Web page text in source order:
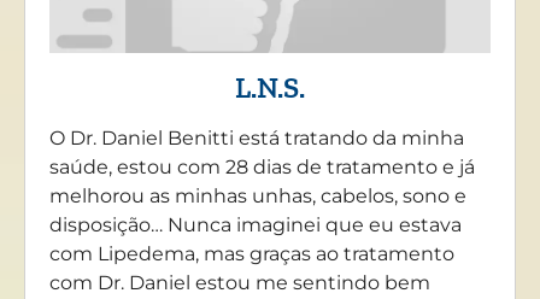
L.N.S.
O Dr. Daniel Benitti está tratando da minha
saúde, estou com 28 dias de tratamento e já
melhorou as minhas unhas, cabelos, sono e
disposição… Nunca imaginei que eu estava
com Lipedema, mas graças ao tratamento
com Dr. Daniel estou me sentindo bem